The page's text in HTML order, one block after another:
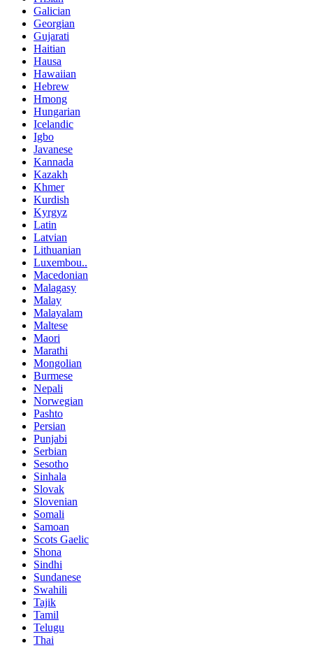
Galician
Georgian
Gujarati
Haitian
Hausa
Hawaiian
Hebrew
Hmong
Hungarian
Icelandic
Igbo
Javanese
Kannada
Kazakh
Khmer
Kurdish
Kyrgyz
Latin
Latvian
Lithuanian
Luxembou..
Macedonian
Malagasy
Malay
Malayalam
Maltese
Maori
Marathi
Mongolian
Burmese
Nepali
Norwegian
Pashto
Persian
Punjabi
Serbian
Sesotho
Sinhala
Slovak
Slovenian
Somali
Samoan
Scots Gaelic
Shona
Sindhi
Sundanese
Swahili
Tajik
Tamil
Telugu
Thai